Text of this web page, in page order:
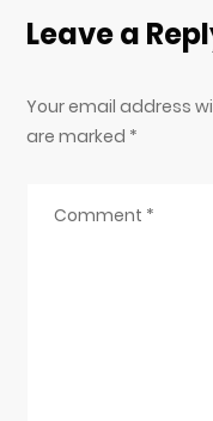
Leave a
Your email address
are marked *